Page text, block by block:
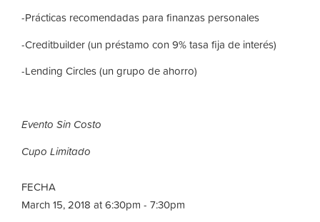
-Prácticas recomendadas para finanzas personales
-Creditbuilder (un préstamo con 9% tasa fija de interés)
-Lending Circles (un grupo de ahorro)
Evento Sin Costo
Cupo Limitado
FECHA
March 15, 2018 at 6:30pm - 7:30pm